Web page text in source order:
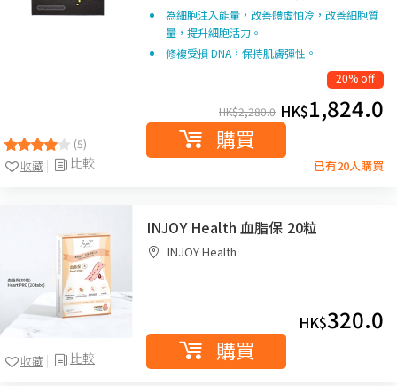
(5)
比較
收藏
為細胞注入能量，改善體虛怕冷，改善細胞質
量，提升細胞活力。
修複受損 DNA，保持肌膚彈性。
20% off
HK$2,280.0 HK$1,824.0
購買
已有20人購買
比較
收藏
INJOY Health 血脂保 20粒
INJOY Health
HK$320.0
購買